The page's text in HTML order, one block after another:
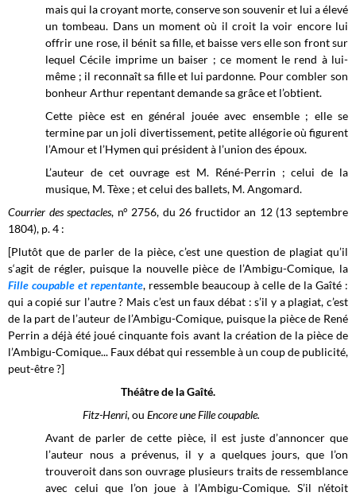
mais qui la croyant morte, conserve son souvenir et lui a élevé
un tombeau. Dans un moment où il croit la voir encore lui
offrir une rose, il bénit sa fille, et baisse vers elle son front sur
lequel Cécile imprime un baiser ; ce moment le rend à lui-
même ; il reconnaît sa fille et lui pardonne. Pour combler son
bonheur Arthur repentant demande sa grâce et l’obtient.
Cette pièce est en général jouée avec ensemble ; elle se
termine par un joli divertissement, petite allégorie où figurent
l’Amour et l’Hymen qui président à l’union des époux.
L’auteur de cet ouvrage est M. Réné-Perrin ; celui de la
musique, M. Tèxe ; et celui des ballets, M. Angomard.
Courrier des spectacles, n° 2756, du 26 fructidor an 12 (13 septembre
1804), p. 4 :
[Plutôt que de parler de la pièce, c’est une question de plagiat qu’il
s‘agit de régler, puisque la nouvelle pièce de l’Ambigu-Comique, la
Fille coupable et repentante, ressemble beaucoup à celle de la Gaîté :
qui a copié sur l’autre ? Mais c’est un faux débat : s’il y a plagiat, c’est
de la part de l’auteur de l’Ambigu-Comique, puisque la pièce de René
Perrin a déjà été joué cinquante fois avant la création de la pièce de
l’Ambigu-Comique... Faux débat qui ressemble à un coup de publicité,
peut-être ?]
Théâtre de la Gaîté.
Fitz-Henri, ou Encore une Fille coupable.
Avant de parler de cette pièce, il est juste d’annoncer que
l’auteur nous a prévenus, il y a quelques jours, que l’on
trouveroit dans son ouvrage plusieurs traits de ressemblance
avec celui que l’on joue à l’Ambigu-Comique. S’il n’étoit